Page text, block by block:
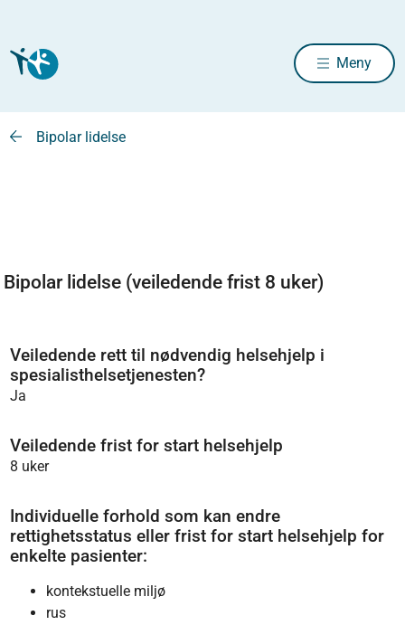
Meny
Bipolar lidelse
Bipolar lidelse (veiledende frist 8 uker)
Veiledende rett til nødvendig helsehjelp i
spesialisthelsetjenesten?
Ja
Veiledende frist for start helsehjelp
8 uker
Individuelle forhold som kan endre
rettighetsstatus eller frist for start helsehjelp for
enkelte pasienter:
kontekstuelle miljø
rus